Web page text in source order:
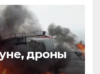
дроны